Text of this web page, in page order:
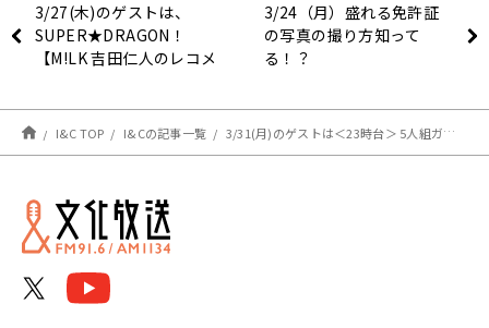
3/27(木)のゲストは、
SUPER★DRAGON！
【M!LK 吉田仁人のレコメ
3/24（月）盛れる免許証
の写真の撮り方知って
る！？
I&C TOP I&Cの記事一覧 3/31(月)のゲストは＜23時台＞ 5人組ガールズグループ「MYERA」からAguriさん、Yuiさん、Kotoさん！＜24時台＞パース・ナクンさん！【駒木根葵汰のレコメン！】